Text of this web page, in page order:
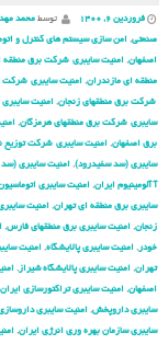
فروردین ۶, ۱۴۰۰ توسط محمد
صنعتی, امن سازی سیستم های کنترل و
اصفهان, امنیت سایبری شركت برق منطقه
منطقه ای مازندران, امنیت سایبری شركت
شركت برق منطقهای زنجان, امنیت
سایبری شركت برق منطقهای هرمزگان,
برق اصفهان, امنیت سایبری شركت توزیع
سایبری (سد سفیدرود), امنیت سایبری
آ آلومینیوم ایران, امنیت سایبری
سایبری برق منطقه ای تهران, امنیت
زنجان, امنیت سایبری برق منطقهای فارس,
خودر , امنیت سایبری پالایشگاه, امنیت
تهران, امنیت سایبری پالایشگاه شیراز ,
اصفهان, امنیت سایبری تراکتورسازی ایران
سایبری داروپخش, امنیت سایبری
سایبری سازمان بهره وری انرژی ایران,